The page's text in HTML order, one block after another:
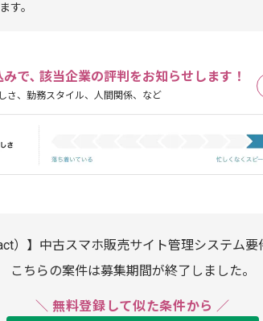
す。
で､ 該当企業の評判をお知らせします！
さ、勤務スタイル、人間関係、など
）】中古スマホ販売サイト管理システム
こちらの案件は募集期間が終了しました。
＼ 無料登録して似た条件から ／